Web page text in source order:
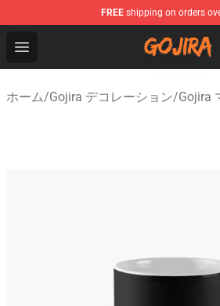
FREE shipping on orders
Open menu
Gojira Shop - Official Gojira
ホーム/Gojira デコレーション/Gojira